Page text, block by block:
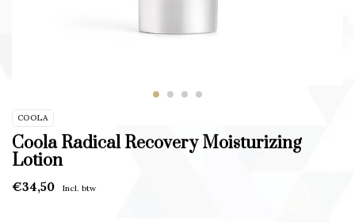
COOLA
Coola Radical Recovery Moisturizing
Lotion
€34,50 Incl. btw